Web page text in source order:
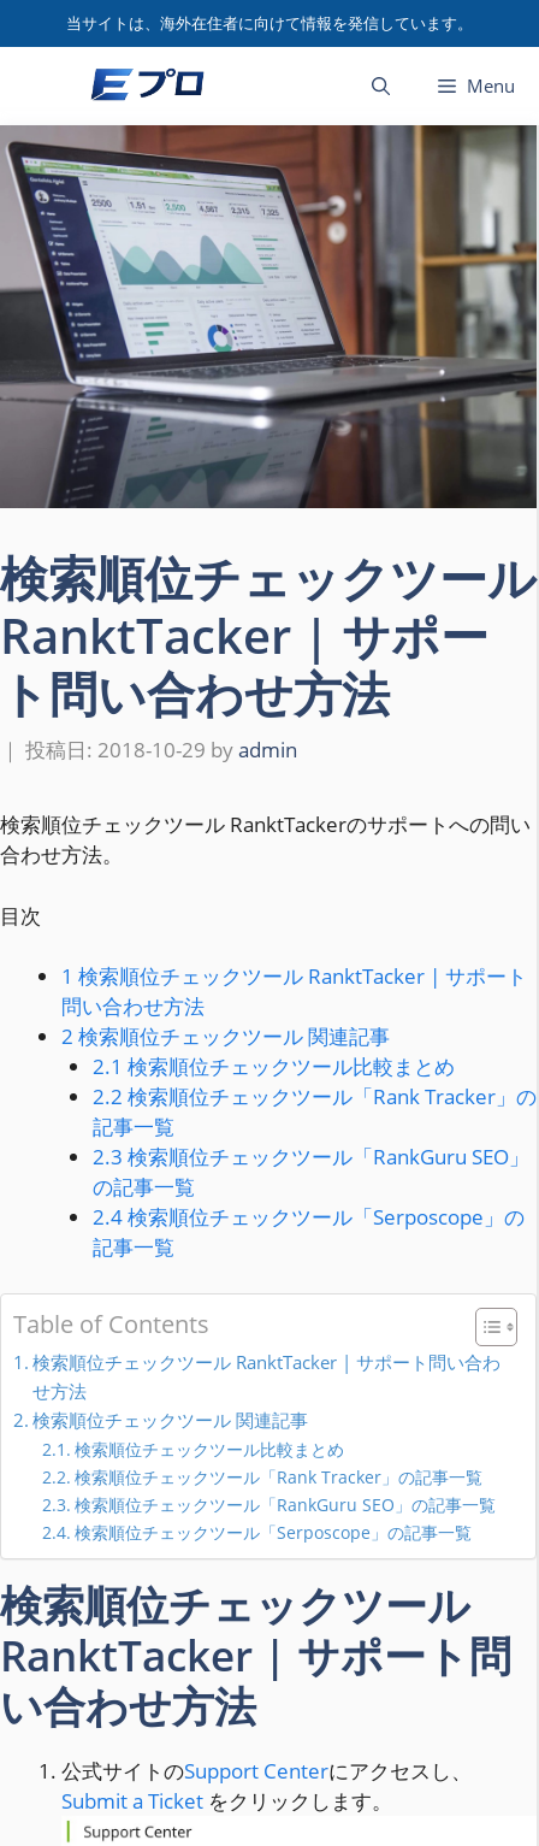
ン
ツ
へ
ス
プ
当サイトは、海外在住者に向けて情報を発信しています。
Menu
検索順位チェックツール
RanktTacker | サポー
ト問い合わせ方法
2018-10-29 byadmin
検索順位チェックツール RanktTackerのサポートへの問い
合わせ方法。
目次
1 検索順位チェックツール RanktTacker | サポート
問い合わせ方法
2 検索順位チェックツール 関連記事
2.1 検索順位チェックツール比較まとめ
2.2 検索順位チェックツール「Rank Tracker」の
記事一覧
2.3 検索順位チェックツール「RankGuru SEO」
の記事一覧
2.4検索順位チェックツール「Serposcope」の
記事一覧
Table of Contents
検索順位チェックツール RanktTacker | サポート問い合わ
せ方法
検索順位チェックツール 関連記事
検索順位チェックツール比較まとめ
検索順位チェックツール「Rank Tracker」の記事一覧
検索順位チェックツール「RankGuru SEO」の記事一覧
検索順位チェックツール「Serposcope」の記事一覧
検索順位チェックツール
RanktTacker | サポート問
い合わせ方法
公式サイトのSupport Centerにアクセスし、
Submit a Ticket をクリックします。